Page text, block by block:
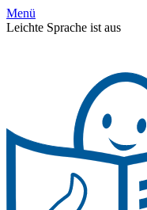
Menü
Leichte Sprache ist aus